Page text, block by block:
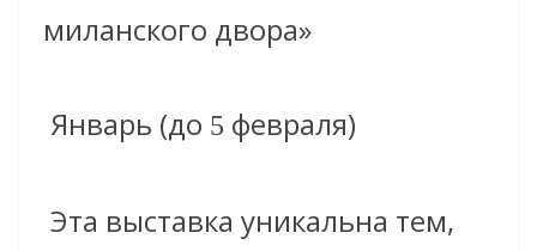
миланского двора»
Январь (до 5 февраля)
Эта выставка уникальна тем,